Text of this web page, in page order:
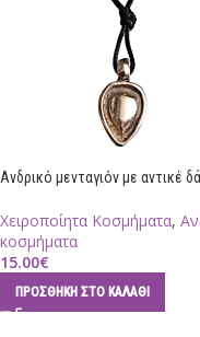
Ανδρικό μενταγιόν με αντικέ
Χειροποίητα Κοσμήματα,
κοσμήματα
15.00€
ΠΡΟΣΘΉΚΗ ΣΤΟ ΚΑΛΆΘΙ